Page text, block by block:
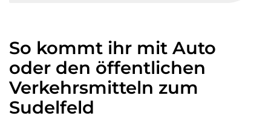
So kommt ihr mit Auto
oder den öffentlichen
Verkehrsmitteln zum
Sudelfeld